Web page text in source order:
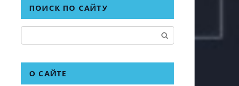
ПОИСК ПО САЙТУ
О САЙТЕ